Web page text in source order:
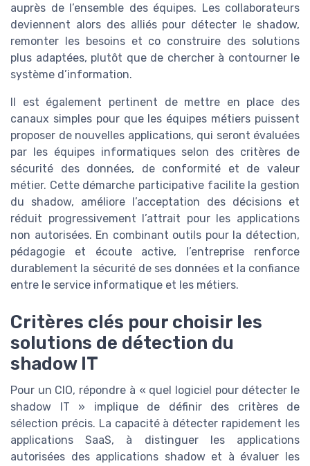
auprès de l’ensemble des équipes. Les collaborateurs
deviennent alors des alliés pour détecter le shadow,
remonter les besoins et co construire des solutions
plus adaptées, plutôt que de chercher à contourner le
système d’information.
Il est également pertinent de mettre en place des
canaux simples pour que les équipes métiers puissent
proposer de nouvelles applications, qui seront évaluées
par les équipes informatiques selon des critères de
sécurité des données, de conformité et de valeur
métier. Cette démarche participative facilite la gestion
du shadow, améliore l’acceptation des décisions et
réduit progressivement l’attrait pour les applications
non autorisées. En combinant outils pour la détection,
pédagogie et écoute active, l’entreprise renforce
durablement la sécurité de ses données et la confiance
entre le service informatique et les métiers.
Critères clés pour choisir les
solutions de détection du
shadow IT
Pour un CIO, répondre à « quel logiciel pour détecter le
shadow IT » implique de définir des critères de
sélection précis. La capacité à détecter rapidement les
applications SaaS, à distinguer les applications
autorisées des applications shadow et à évaluer les